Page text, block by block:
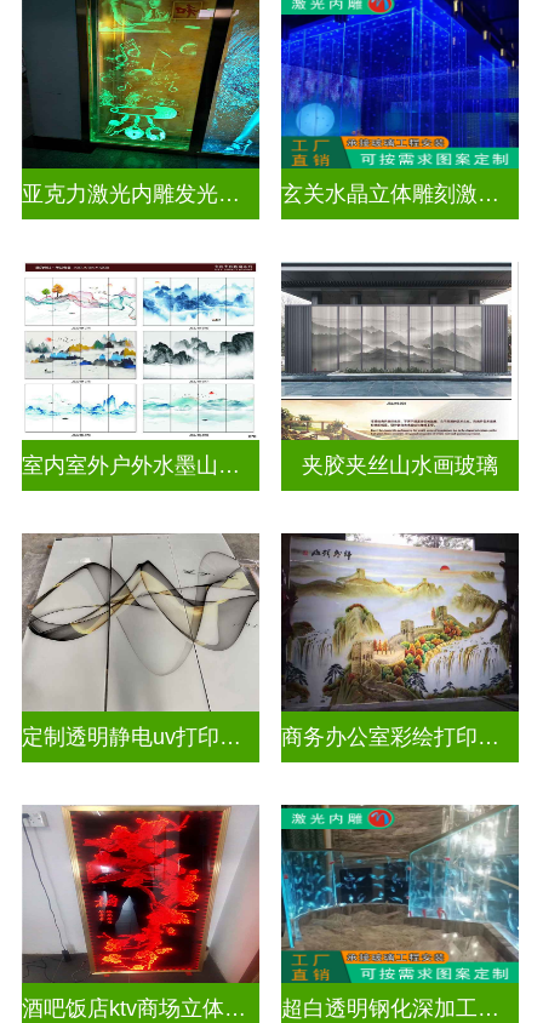
亚克力激光内雕发光通电玻璃 玄关水晶立体雕刻激光内雕发光玻璃背景墙
室内室外户外水墨山水画玻璃 夹胶夹丝山水画玻璃
定制透明静电uv打印玻璃 商务办公室彩绘打印玻璃
酒吧饭店ktv商场立体激光内雕屏风 超白透明钢化深加工激光内雕精雕